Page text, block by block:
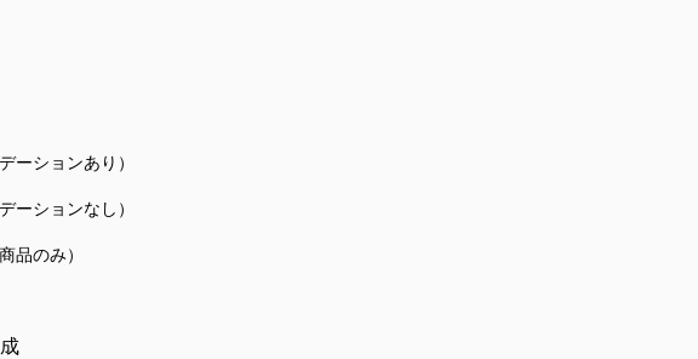
ーションあり）
ーションなし）
品のみ）